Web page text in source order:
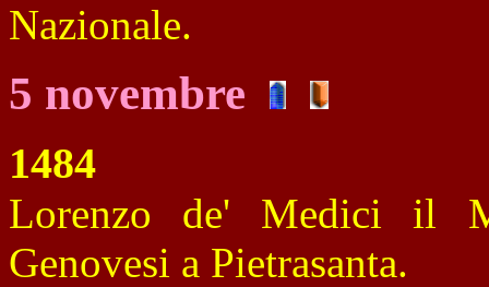
Nazionale.
5 novembre
1484
Lorenzo de' Medici il
Genovesi a Pietrasanta.